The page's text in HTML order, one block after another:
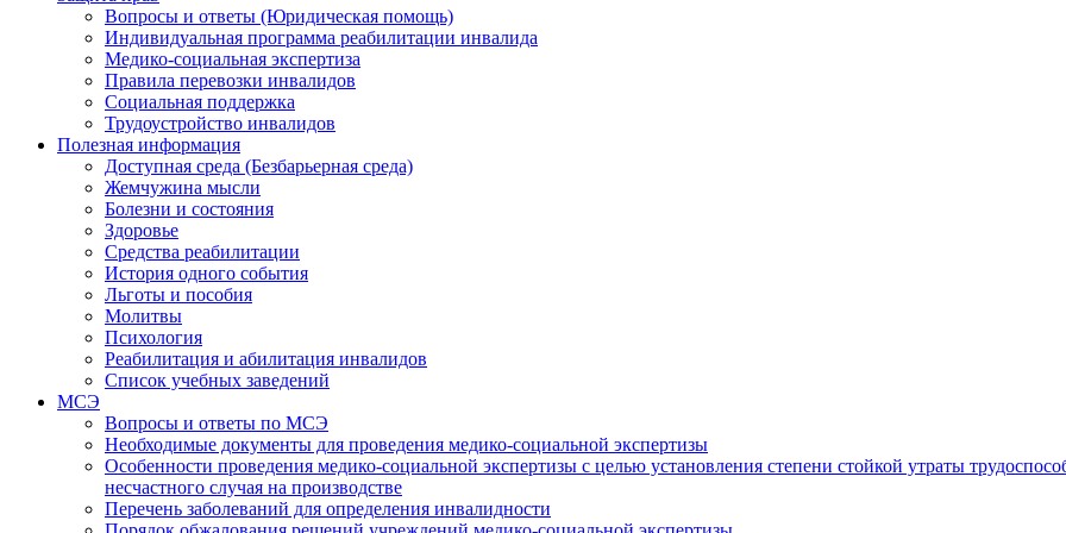
Вопросы и ответы (Юридическая помощь)
Индивидуальная программа реабилитации инвалида
Медико-социальная экспертиза
Правила перевозки инвалидов
Социальная поддержка
Трудоустройство инвалидов
Полезная информация
Доступная среда (Безбарьерная среда)
Жемчужина мысли
Болезни и состояния
Здоровье
Средства реабилитации
История одного события
Льготы и пособия
Молитвы
Психология
Реабилитация и абилитация инвалидов
Список учебных заведений
МСЭ
Вопросы и ответы по МСЭ
Необходимые документы для проведения медико-социальной экспертизы
Особенности проведения медико-социальной экспертизы с целью установления степени стойкой утраты
несчастного случая на производстве
Перечень заболеваний для определения инвалидности